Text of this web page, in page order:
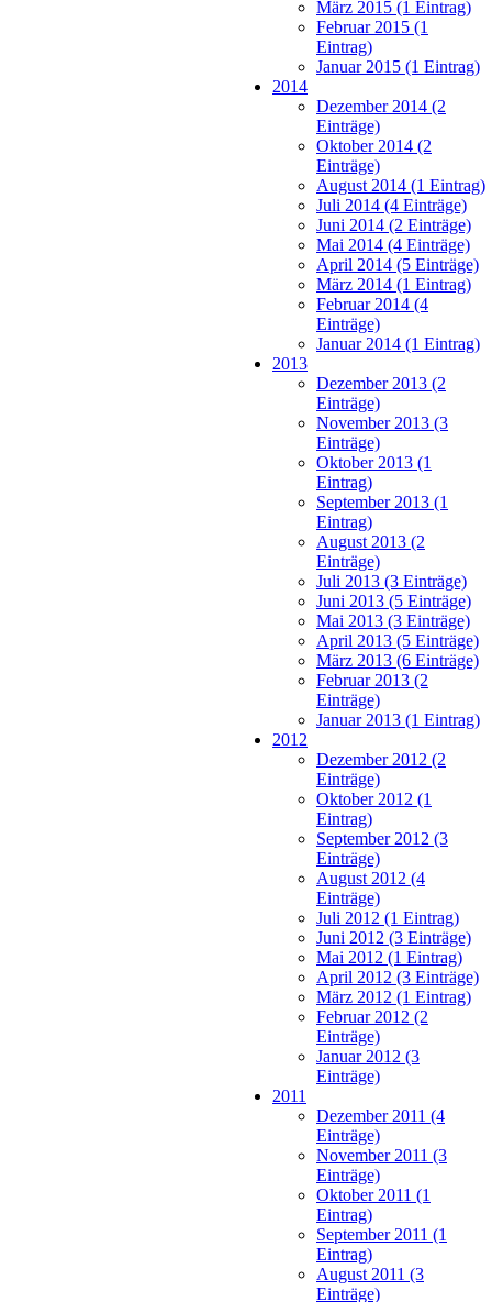
März 2015 (1 Eintrag)
Februar 2015 (1
Eintrag)
Januar 2015 (1 Eintrag)
2014
Dezember 2014 (2
Einträge)
Oktober 2014 (2
Einträge)
August 2014 (1 Eintrag)
Juli 2014 (4 Einträge)
Juni 2014 (2 Einträge)
Mai 2014 (4 Einträge)
April 2014 (5 Einträge)
März 2014 (1 Eintrag)
Februar 2014 (4
Einträge)
Januar 2014 (1 Eintrag)
2013
Dezember 2013 (2
Einträge)
November 2013 (3
Einträge)
Oktober 2013 (1
Eintrag)
September 2013 (1
Eintrag)
August 2013 (2
Einträge)
Juli 2013 (3 Einträge)
Juni 2013 (5 Einträge)
Mai 2013 (3 Einträge)
April 2013 (5 Einträge)
März 2013 (6 Einträge)
Februar 2013 (2
Einträge)
Januar 2013 (1 Eintrag)
2012
Dezember 2012 (2
Einträge)
Oktober 2012 (1
Eintrag)
September 2012 (3
Einträge)
August 2012 (4
Einträge)
Juli 2012 (1 Eintrag)
Juni 2012 (3 Einträge)
Mai 2012 (1 Eintrag)
April 2012 (3 Einträge)
März 2012 (1 Eintrag)
Februar 2012 (2
Einträge)
Januar 2012 (3
Einträge)
2011
Dezember 2011 (4
Einträge)
November 2011 (3
Einträge)
Oktober 2011 (1
Eintrag)
September 2011 (1
Eintrag)
August 2011 (3
Einträge)